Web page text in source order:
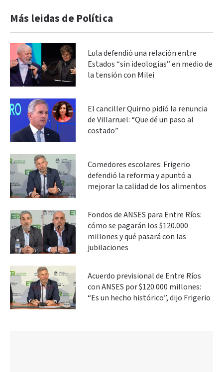
Más leidas de Política
Lula defendió una relación entre
Estados “sin ideologías” en medio de
la tensión con Milei
El canciller Quirno pidió la renuncia
de Villarruel: “Que dé un paso al
costado”
Comedores escolares: Frigerio
defendió la reforma y apuntó a
mejorar la calidad de los alimentos
Fondos de ANSES para Entre Ríos:
cómo se pagarán los $120.000
millones y qué pasará con las
jubilaciones
Acuerdo previsional de Entre Ríos
con ANSES por $120.000 millones:
“Es un hecho histórico”, dijo Frigerio